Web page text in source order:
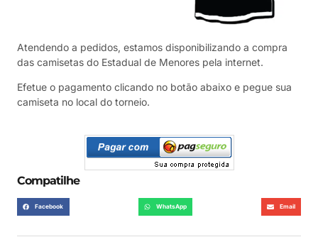
Atendendo a pedidos, estamos disponibilizando a compra
das camisetas do Estadual de Menores pela internet.
Efetue o pagamento clicando no botão abaixo e pegue sua
camiseta no local do torneio.
Compatilhe
Facebook WhatsApp Email